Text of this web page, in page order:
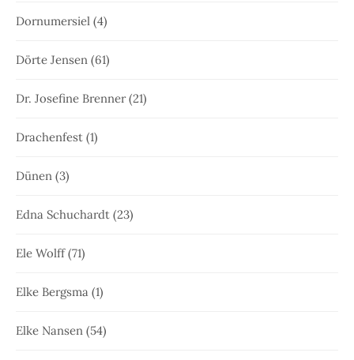
Dornumersiel (4)
Dörte Jensen (61)
Dr. Josefine Brenner(21)
Drachenfest (1)
Dünen (3)
Edna Schuchardt (23)
Ele Wolff(71)
Elke Bergsma (1)
Elke Nansen (54)